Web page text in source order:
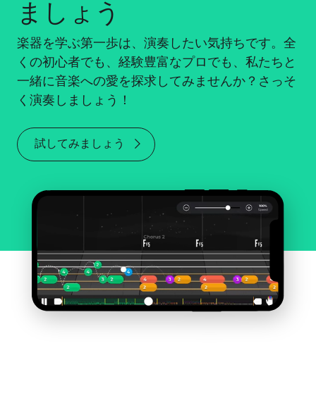
ましょう
楽器を学ぶ第一歩は、演奏したい気持ちです。全
くの初心者でも、経験豊富なプロでも、私たちと
一緒に音楽への愛を探求してみませんか？さっそ
く演奏しましょう！
試してみましょう